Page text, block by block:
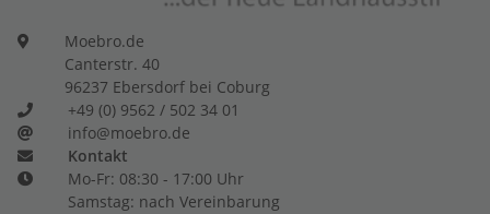
Moebro.de
Canterstr. 40
96237 Ebersdorf bei Coburg
+49 (0) 9562 / 502 34 01
info@moebro.de
Kontakt
Mo-Fr: 08:30 - 17:00 Uhr
Samstag: nach Vereinbarung